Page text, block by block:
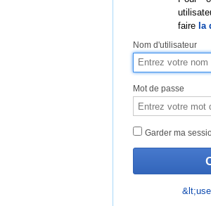
faire la
Nom d'utilisateur
Mot de passe
Garder ma